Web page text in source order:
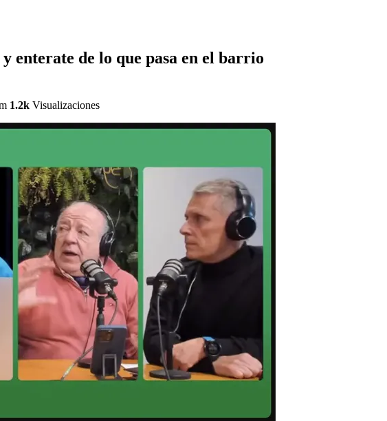
enterate de lo que pasa en el barrio
1.2k Visualizaciones